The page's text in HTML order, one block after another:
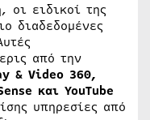
οι ειδικοί της
διαδεδομένες
από την
& Video 360,
και YouTube
υπηρεσίες από